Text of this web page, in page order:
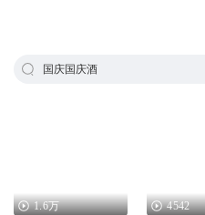
国庆国庆酒
1.6万 4542